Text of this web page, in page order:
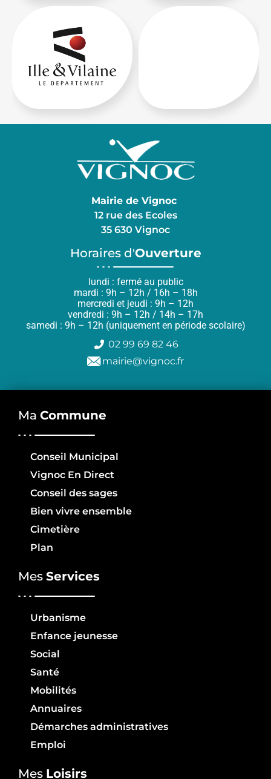
Mairie de Vignoc
12 rue des Ecoles
35 630 Vignoc
Horaires d'Ouverture
lundi : fermé au public
mardi : 9h – 12h / 16h – 18h
mercredi et jeudi : 9h – 12h
vendredi : 9h – 12h / 14h – 17h
samedi : 9h – 12h (uniquement en période scolaire)
02 99 69 82 46
mairie@vignoc.fr
Ma Commune
Conseil Municipal
Vignoc En Direct
Conseil des sages
Bien vivre ensemble
Cimetière
Plan
Mes Services
Urbanisme
Enfance jeunesse
Social
Santé
Mobilités
Annuaires
Démarches administratives
Emploi
Mes Loisirs